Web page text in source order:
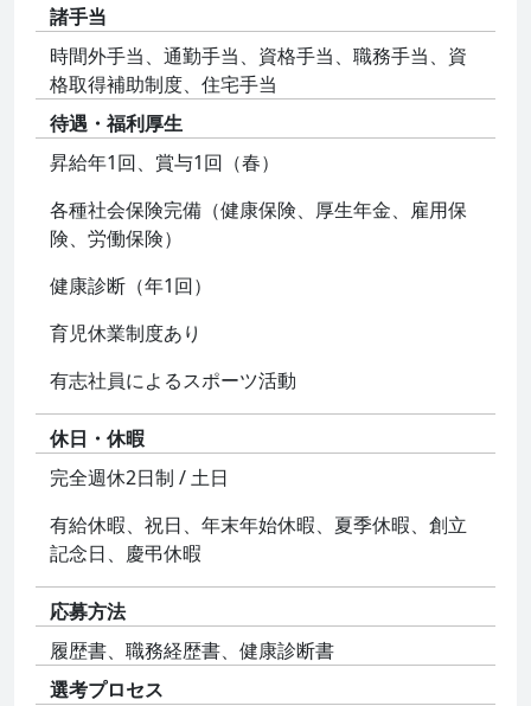
諸手当
時間外手当、通勤手当、資格手当、職務手当、資
格取得補助制度、住宅手当
待遇・福利厚生
昇給年1回、賞与1回（春）
各種社会保険完備（健康保険、厚生年金、雇用保
険、労働保険）
健康診断（年1回）
育児休業制度あり
有志社員によるスポーツ活動
休日・休暇
完全週休2日制 / 土日
有給休暇、祝日、年末年始休暇、夏季休暇、創立
記念日、慶弔休暇
応募方法
履歴書、職務経歴書、健康診断書
選考プロセス